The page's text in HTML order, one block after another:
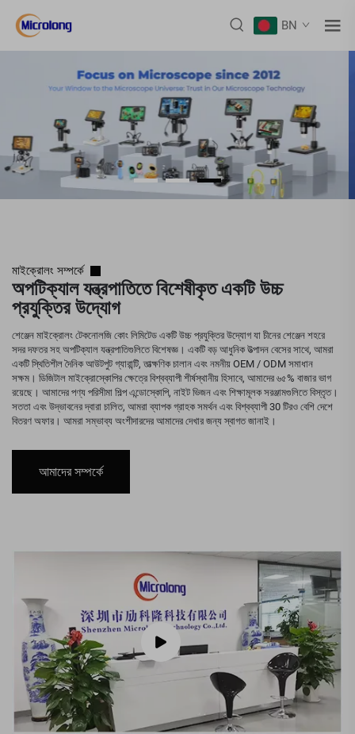
BN
মাইক্রোলং সম্পর্কে
অপটিক্যাল যন্ত্রপাতিতে বিশেষীকৃত একটি উচ্চ
প্রযুক্তির উদ্যোগ
শেঞ্জেন মাইক্রোলং টেকনোলজি কোং লিমিটেড একটি উচ্চ প্রযুক্তির উদ্যোগ যা চীনের শেঞ্জেন শহরে
সদর দফতর সহ অপটিক্যাল যন্ত্রপাতিগুলিতে বিশেষজ্ঞ। একটি বড় আধুনিক উত্পাদন বেসের সাথে, আমরা
একটি স্থিতিশীল দৈনিক আউটপুট গ্যারান্টি, তাত্ক্ষণিক চালান এবং নমনীয় OEM / ODM সমাধান
সক্ষম। ডিজিটাল মাইক্রোস্কোপির ক্ষেত্রে বিশ্বব্যাপী শীর্ষস্থানীয় হিসাবে, আমাদের ৬৫% বাজার ভাগ
রয়েছে। আমাদের পণ্য পরিসীমা শিল্প এন্ডোস্কোপি, নাইট ভিজন এবং শিক্ষামূলক সরঞ্জামগুলিতে বিস্তৃত।
সততা এবং উদ্ভাবনের দ্বারা চালিত, আমরা ব্যাপক গ্রাহক সমর্থন এবং বিশ্বব্যাপী 30 টিরও বেশি দেশে
বিতরণ অফার। আমরা সম্ভাব্য অংশীদারদের আমাদের দেখার জন্য স্বাগত জানাই।
আমাদের সম্পর্কে